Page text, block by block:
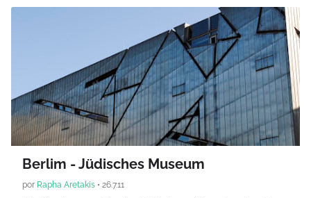
Berlim - Jüdisches Museum
por Rapha Aretakis • 26.7.11